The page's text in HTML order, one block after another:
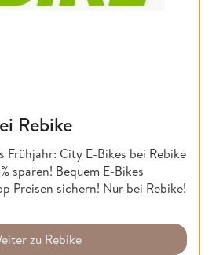
Rebike
City E-Bikes bei Rebike
sparen! Bequem E-Bikes
Preisen sichern! Nur bei Rebike!
zu Rebike